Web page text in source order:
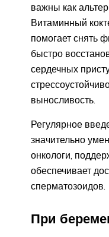
важны как
Витаминный
помогает снять
быстро
сердечных
выносливость.
Регулярное
значительно
онкологи,
обеспечивает
сперматозоидов.
При